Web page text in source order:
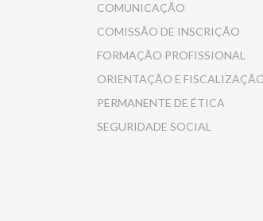
COMUNICAÇÃO
COMISSÃO DE INSCRIÇÃO
FORMAÇÃO PROFISSIONAL
ORIENTAÇÃO E
PERMANENTE DE ÉTICA
SEGURIDADE SOCIAL